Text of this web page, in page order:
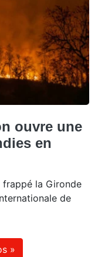
ouvre une
en
frappé la Gironde
de
»